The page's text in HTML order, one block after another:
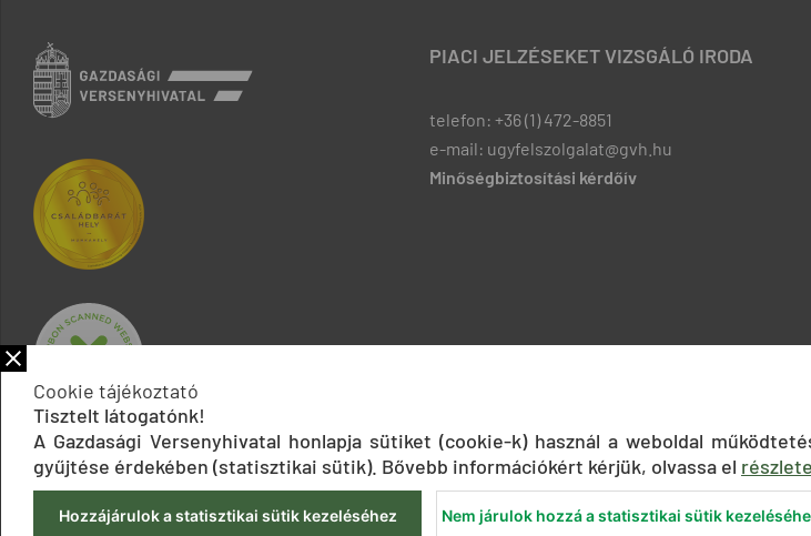
PIACI JELZÉSEKET VIZSGÁLÓ IRODA
telefon: +36 (1) 472-8851
e-mail: ugyfelszolgalat@gvh.hu
Minőségbiztosítási kérdőív
Cookie tájékoztató
Tisztelt látogatónk!
A Gazdasági Versenyhivatal honlapja sütiket (cookie-k) használ a weboldal
gyűjtése érdekében (statisztikai sütik). Bővebb információkért kérjük, olvassa el
Hozzájárulok a statisztikai sütik kezeléséhez Nem járulok hozzá a statisztikai sütik